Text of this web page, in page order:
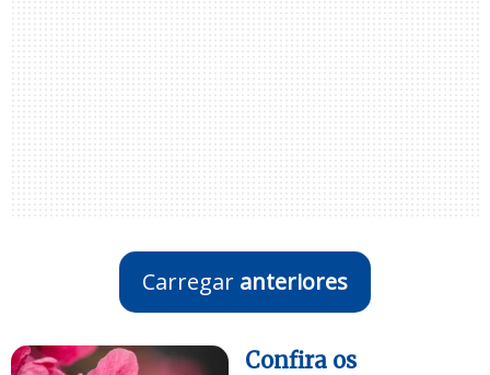
Carregar anteriores
Confira os